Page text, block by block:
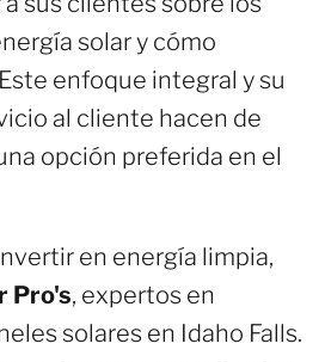
solar y cómo
enfoque integral y su
al cliente hacen de
opción preferida en el
en energía limpia,
Pro's, expertos en
solares en Idaho Falls.